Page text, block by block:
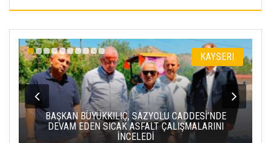
KAYSERI
BAŞKAN BÜYÜKKILIÇ, SAZYOLU CADDESİ’NDE
DEVAM EDEN SICAK ASFALT ÇALIŞMALARINI
İNCELEDİ